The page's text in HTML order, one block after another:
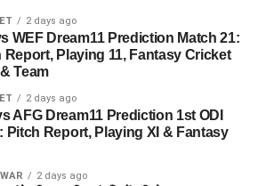
(Resume)(2-3 प्रतियां)
पत्र
का पंजीयन कार्ड
2 days ago
WEF Dream11 Prediction Match 21:
Report, Playing 11, Fantasy Cricket
Team
2 days ago
AFG Dream11 Prediction 1st ODI
Pitch Report, Playing XI & Fantasy
2 days ago